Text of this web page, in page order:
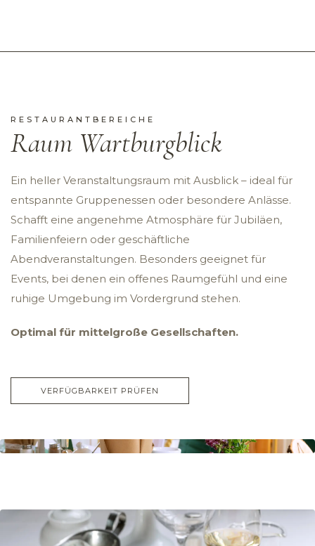
RESTAURANTBEREICHE
Raum Wartburgblick
Ein heller Veranstaltungsraum mit Ausblick – ideal für
entspannte Gruppenessen oder besondere Anlässe.
Schafft eine angenehme Atmosphäre für Jubiläen,
Familienfeiern oder geschäftliche
Abendveranstaltungen. Besonders geeignet für
Events, bei denen ein offenes Raumgefühl und eine
ruhige Umgebung im Vordergrund stehen.
Optimal für mittelgroße Gesellschaften.
VERFÜGBARKEIT PRÜFEN